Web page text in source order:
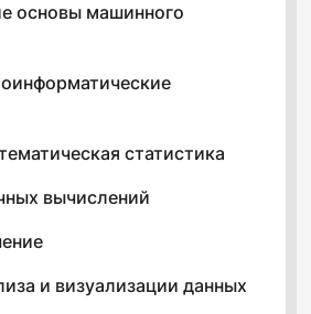
основы машинного
статистика
вычислений
и визуализации данных